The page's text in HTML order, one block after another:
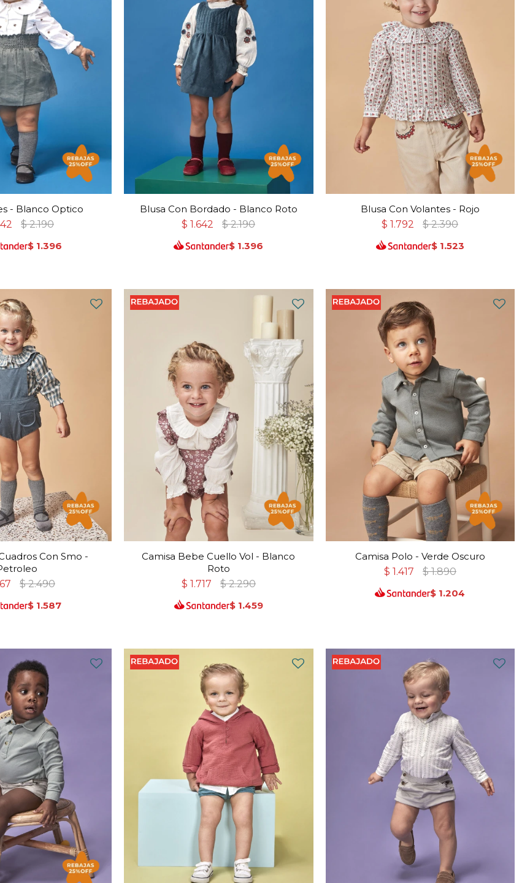
- Blanco Optico
$ 2.190
$ 1.396
Blusa Con Bordado - Blanco Roto
$ 1.642 $ 2.190
$ 1.396
Blusa Con Volantes - Rojo
$ 1.792 $ 2.390
$ 1.523
Con Smo -
$ 2.490
$ 1.587
Camisa Bebe Cuello Vol - Blanco
Roto
$ 1.717 $ 2.290
$ 1.459
Camisa Polo - Verde Oscuro
$ 1.417 $ 1.890
$ 1.204